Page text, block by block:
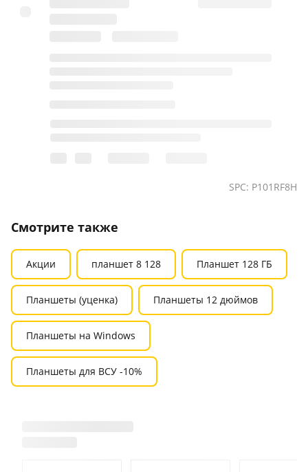
SPC: P101RF8H
Смотрите также
Акции планшет 8 128 Планшет 128 ГБ
Планшеты (уценка) Планшеты 12 дюймов
Планшеты на Windows
Планшеты для ВСУ -10%